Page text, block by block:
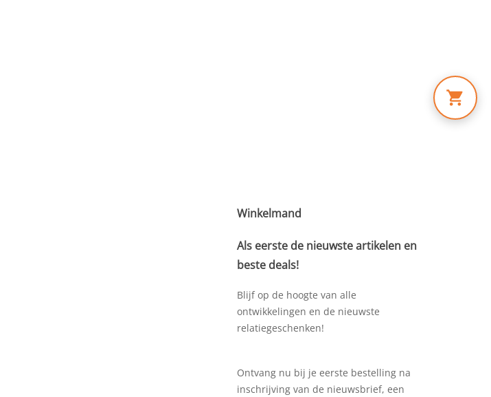
Winkelmand
Als eerste de nieuwste artikelen en
beste deals!
Blijf op de hoogte van alle
ontwikkelingen en de nieuwste
relatiegeschenken!
Ontvang nu bij je eerste bestelling na
inschrijving van de nieuwsbrief, een